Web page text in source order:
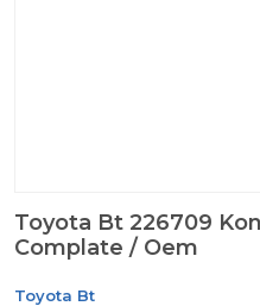
Toyota Bt 226709
Complate / Oem
Toyota Bt